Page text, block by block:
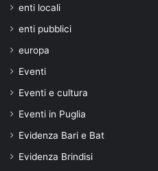
enti locali
enti pubblici
europa
Eventi
Eventi e cultura
Eventi in Puglia
Evidenza Bari e Bat
Evidenza Brindisi